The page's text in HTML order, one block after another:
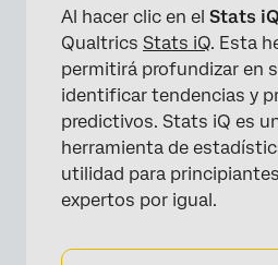
Al hacer clic en el Stats iQ
Qualtrics Stats iQ. Esta
permitirá profundizar en
identificar tendencias y
predictivos. Stats iQ es
herramienta de
utilidad para
expertos por igual.